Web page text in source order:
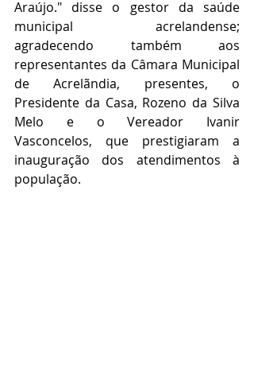
Araújo." disse o gestor da saúde
municipal acrelandense;
agradecendo também aos
representantes da Câmara Municipal
de Acrelãndia, presentes, o
Presidente da Casa, Rozeno da Silva
Melo e o Vereador Ivanir
Vasconcelos, que prestigiaram a
inauguração dos atendimentos à
população.